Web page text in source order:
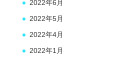
2022年6月
2022年5月
2022年4月
2022年1月